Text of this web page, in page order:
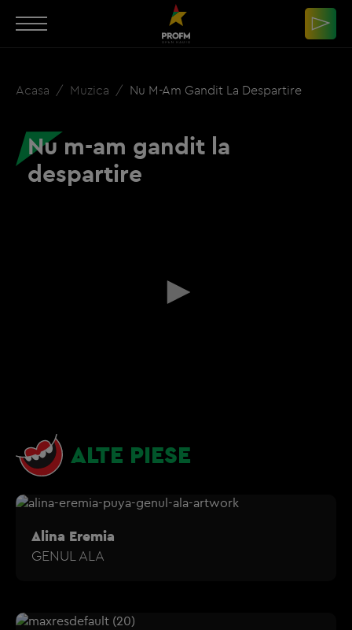
Acasa Muzica Nu M-Am Gandit La Despartire
Nu m-am gandit la
despartire
ALTE PIESE
Alina Eremia
GENUL ALA